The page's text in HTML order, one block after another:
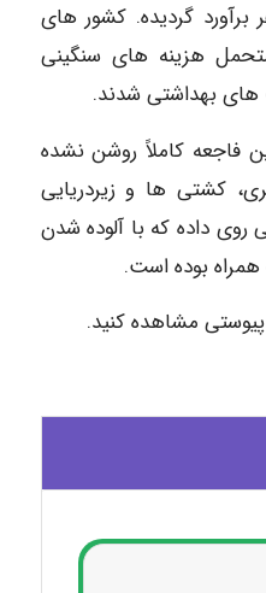
تا 400 هزار نفر برآورد گردیده. کشور های
هزینه های سنگینی
های بهداشتی شدند.
فاجعه کاملاً روشن نشده
کشتی ها و زیردریایی
داده که با آلوده شدن
بوده است.
پیوستی مشاهده کنید.